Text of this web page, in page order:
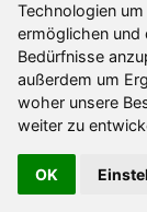
Technologien
ermöglichen und
Bedürfnisse
außerdem um
woher unsere
weiter zu
OK